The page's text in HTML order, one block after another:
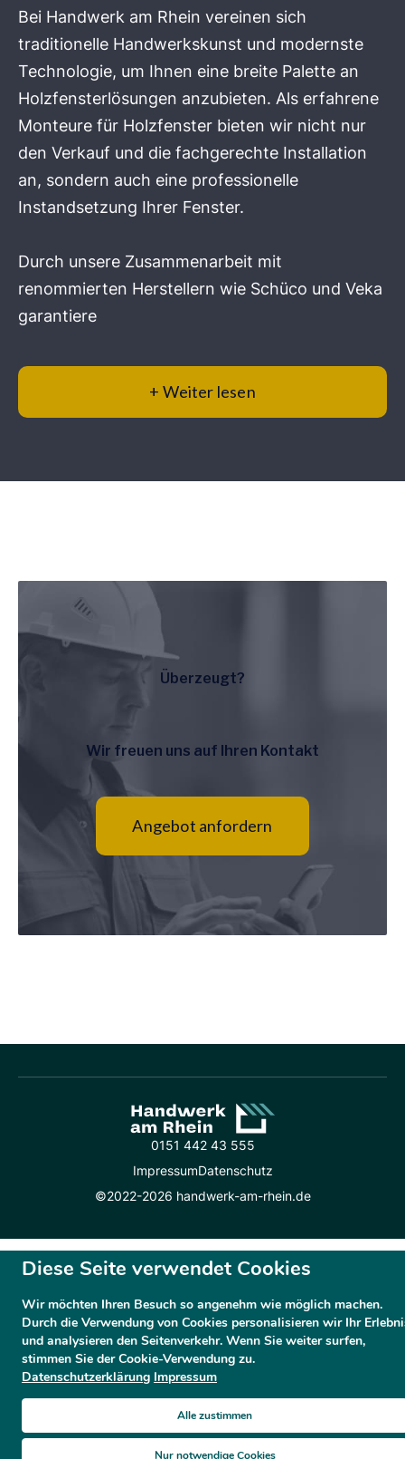
Bei Handwerk am Rhein vereinen sich
traditionelle Handwerkskunst und modernste
Technologie, um Ihnen eine breite Palette an
Holzfensterlösungen anzubieten. Als erfahrene
Monteure für Holzfenster bieten wir nicht nur
den Verkauf und die fachgerechte Installation
an, sondern auch eine professionelle
Instandsetzung Ihrer Fenster.
Durch unsere Zusammenarbeit mit
renommierten Herstellern wie Schüco und Veka
garantiere
+ Weiter lesen
Überzeugt?
Wir freuen uns auf Ihren Kontakt
Angebot anfordern
0151 442 43 555
ImpressumDatenschutz
©2022-2026 handwerk-am-rhein.de
Diese Seite verwendet Cookies
Wir möchten Ihren Besuch so angenehm wie möglich machen.
Durch die Verwendung von Cookies personalisieren wir Ihr
und analysieren den Seitenverkehr. Wenn Sie weiter surfen,
stimmen Sie der Cookie-Verwendung zu.
Datenschutzerklärung Impressum
Alle zustimmen
Nur notwendige Cookies